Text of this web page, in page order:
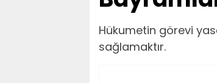
Hükumetin görevi
sağlamaktır.